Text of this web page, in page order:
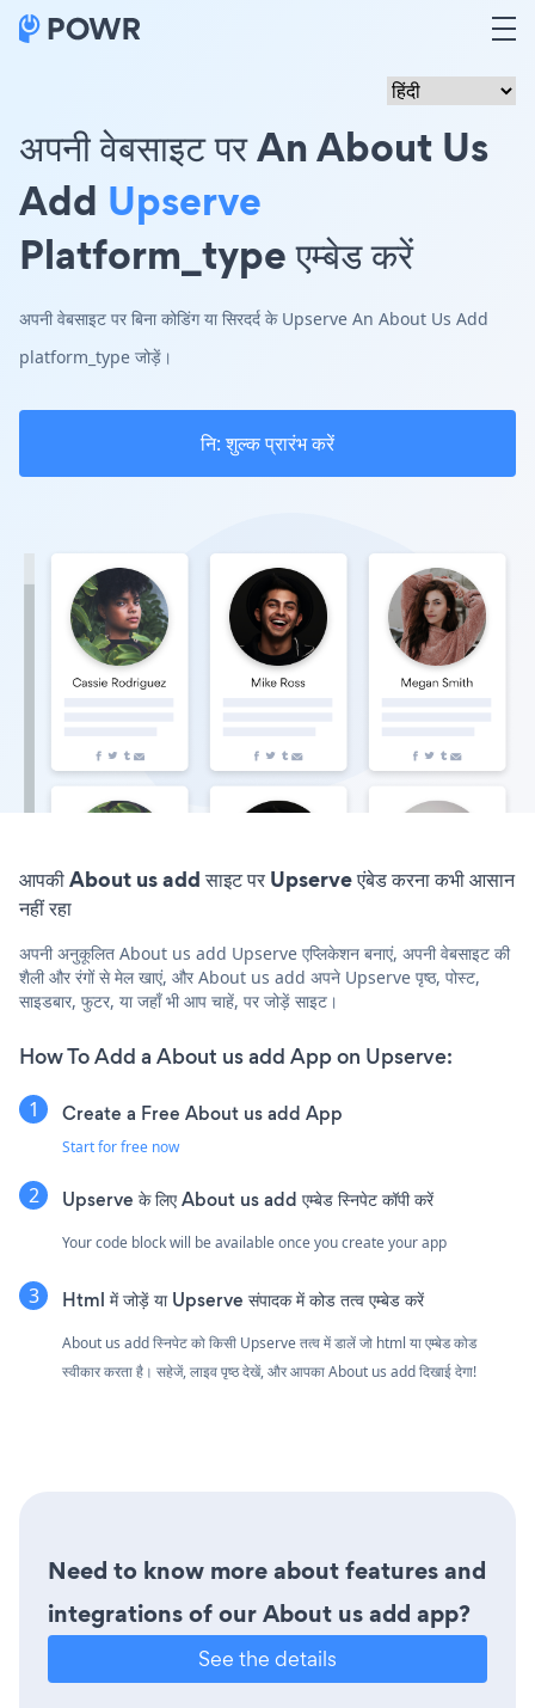
अपनी वेबसाइट पर An About Us
Add Upserve
Platform_type एम्बेड करें
अपनी वेबसाइट पर बिना कोडिंग या सिरदर्द के Upserve An About Us Add
platform_type जोड़ें।
नि: शुल्क प्रारंभ करें
आपकी About us add साइट पर Upserve एंबेड करना कभी आसान
नहीं रहा
अपनी अनुकूलित About us add Upserve एप्लिकेशन बनाएं, अपनी वेबसाइट की
शैली और रंगों से मेल खाएं, और About us add अपने Upserve पृष्ठ, पोस्ट,
साइडबार, फुटर, या जहाँ भी आप चाहें, पर जोड़ें साइट।
How To Add a About us add App on Upserve:
Create a Free About us add App
Start for free now
Upserve के लिए About us add एम्बेड स्निपेट कॉपी करें
Your code block will be available once you create your app
Html में जोड़ें या Upserve संपादक में कोड तत्व एम्बेड करें
About us add स्निपेट को किसी Upserve तत्व में डालें जो html या एम्बेड कोड
स्वीकार करता है। सहेजें, लाइव पृष्ठ देखें, और आपका About us add दिखाई देगा!
Need to know more about features and
integrations of our About us add app?
See the details